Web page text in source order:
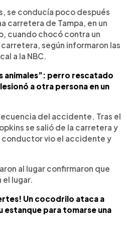
se conducía poco después
carretera de Tampa, en un
cuando chocó contra un
según informaron las
a la NBC.
animales”: perro rescatado
a otra persona en un
del accidente. Tras el
se salió de la carretera y
conductor vio el accidente y
al lugar confirmaron que
el lugar.
Un cocodrilo ataca a
estanque para tomarse una